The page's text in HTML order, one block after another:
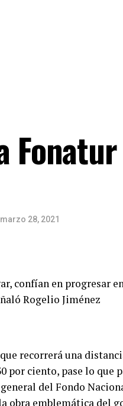
marzo 28, 2021
confían en progresar
Rogelio Jiménez
recorrerá una
por ciento, pase lo que
del Fondo
obra emblemática del